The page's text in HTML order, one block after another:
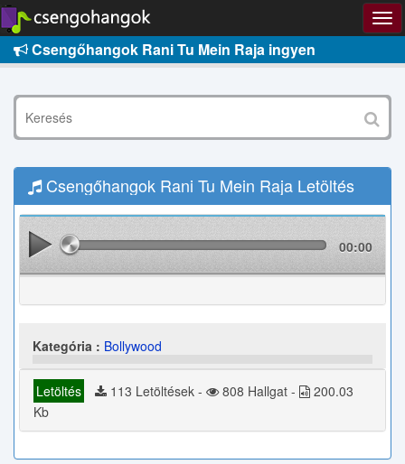
Csengőhangok Rani Tu Mein Raja ingyen
Csengőhangok Rani Tu Mein Raja Letöltés
00:00
Kategória : Bollywood
Letöltés 113 Letöltések - 808 Hallgat -
200.03
Kb